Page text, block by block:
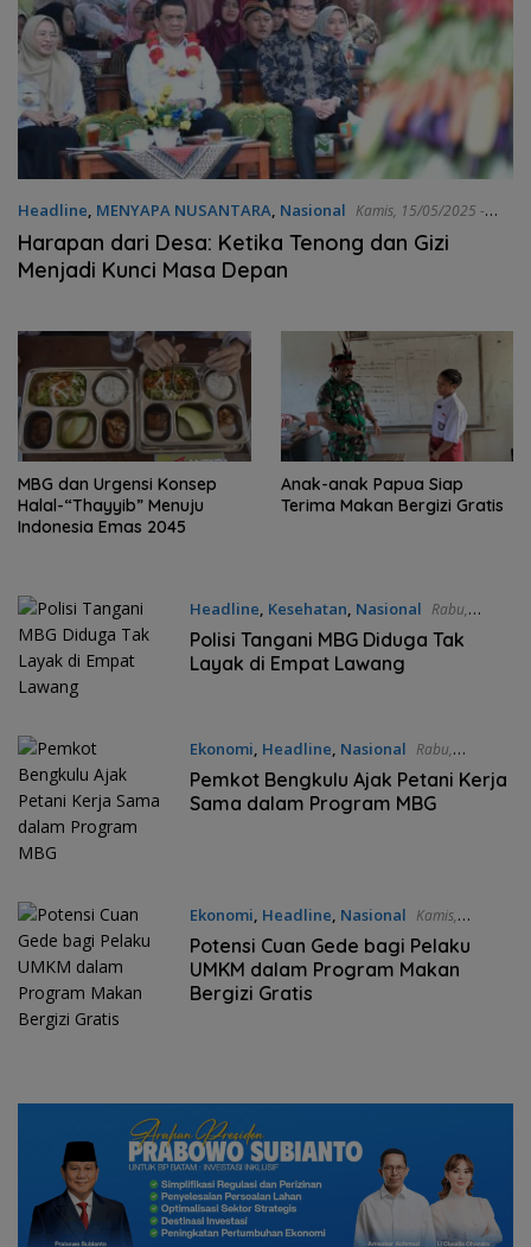
Headline, MENYAPA NUSANTARA, Nasional Kamis, 15/05/2025 -
13:12 WIB
Harapan dari Desa: Ketika Tenong dan Gizi
Menjadi Kunci Masa Depan
MBG dan Urgensi Konsep
Halal-“Thayyib” Menuju
Indonesia Emas 2045
Anak-anak Papua Siap
Terima Makan Bergizi Gratis
Headline, Kesehatan, Nasional Rabu,
19/02/2025 - 14:33 WIB
Polisi Tangani MBG Diduga Tak
Layak di Empat Lawang
Ekonomi, Headline, Nasional Rabu,
19/02/2025 - 14:21 WIB
Pemkot Bengkulu Ajak Petani Kerja
Sama dalam Program MBG
Ekonomi, Headline, Nasional Kamis,
13/02/2025 - 22:20 WIB
Potensi Cuan Gede bagi Pelaku
UMKM dalam Program Makan
Bergizi Gratis